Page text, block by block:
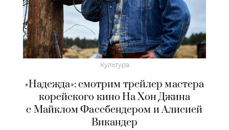
Культура
«Надежда»: смотрим трейлер мастера
корейского кино На Хон Джина
с Майклом Фассбендером и Алисией
Викандер